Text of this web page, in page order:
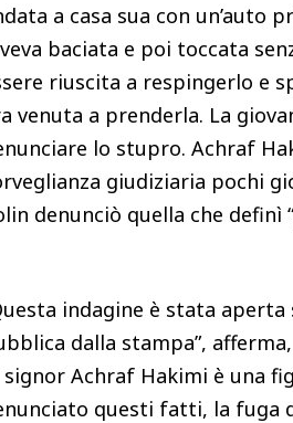
a casa sua con un’auto
baciata e poi toccata
riuscita a respingerlo e
venuta a prenderla. La
lo stupro. Achraf
giudiziaria pochi
denunciò quella che definì
indagine è stata
dalla stampa”,
signor Achraf Hakimi è una
questi fatti, la fuga